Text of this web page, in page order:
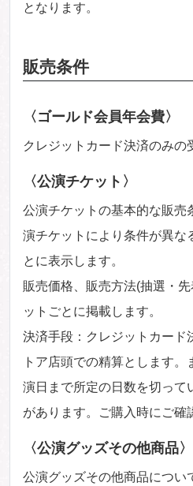
となります。
販売条件
〈ゴールド会員年会費〉
クレジットカード決済のみの
〈公演チケット〉
公演チケットの基本的な販売
演チケットにより条件が異な
とに表示します。
販売価格、販売方法(抽選・
ットごとに掲載します。
決済手段：クレジットカード
トア店頭での精算とします
演日まで所定の日数を切って
があります。ご購入時にご確
〈公演グッズその他商品〉
公演グッズその他商品につい